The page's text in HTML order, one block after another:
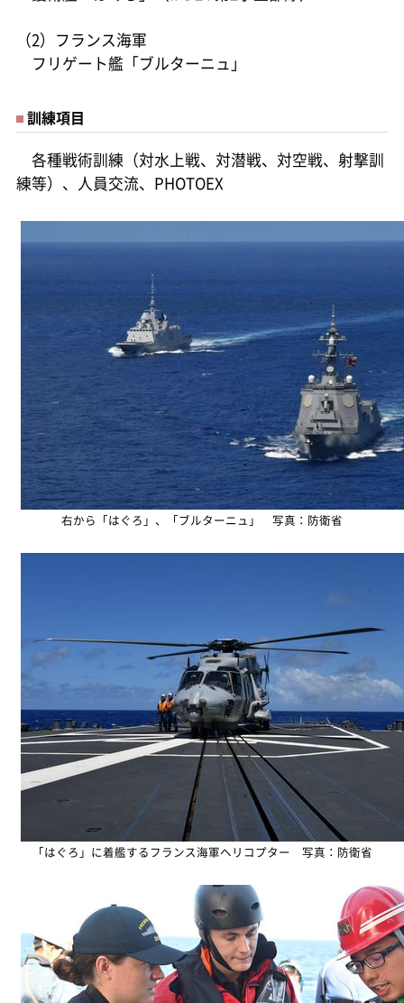
（2）フランス海軍
フリゲート艦「ブルターニュ」
訓練項目
各種戦術訓練（対水上戦、対潜戦、対空戦、射撃訓
練等）、人員交流、PHOTOEX
右から「はぐろ」、「ブルターニュ」 写真：防衛省
「はぐろ」に着艦するフランス海軍ヘリコプター 写真：防衛省